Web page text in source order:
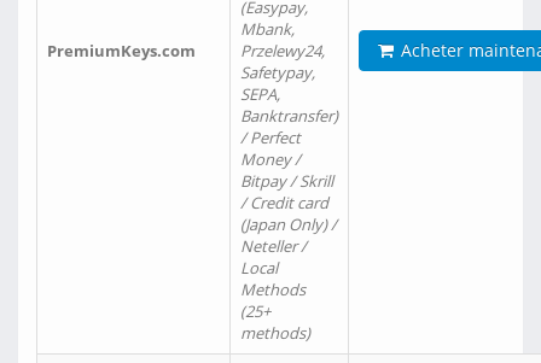
PremiumKeys.com
(Easypay,
Mbank,
Przelewy24,
Safetypay,
SEPA,
Banktransfer)
/ Perfect
Money /
Bitpay / Skrill
/ Credit card
(Japan Only) /
Neteller /
Local
Methods
(25+
methods)
Acheter